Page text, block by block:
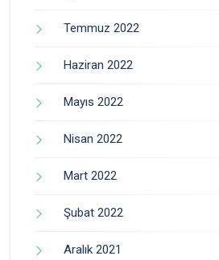
Temmuz 2022
Haziran 2022
Mayıs 2022
Nisan 2022
Mart 2022
Şubat 2022
Aralık 2021